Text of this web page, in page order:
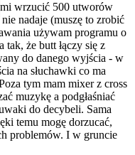
wrzucić 500 utworów
nadaje (muszę to zrobić
używam programu o
że butt łączy się z
do danego wyjścia - w
na słuchawki co ma
tym mam mixer z cross
muzykę a podgłaśniać
do decybeli. Sama
temu mogę dorzucać,
problemów. I w gruncie